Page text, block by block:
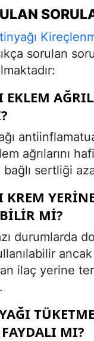
sorulan
EKLEM
ağrılarını
sertliği
KREM
MI?
durumlarda
ilaç yerine
FAYDALI MI?